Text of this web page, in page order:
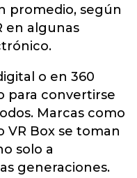
promedio, según
en algunas
o en 360
para convertirse
Marcas como
VR Box se toman
solo a
generaciones.